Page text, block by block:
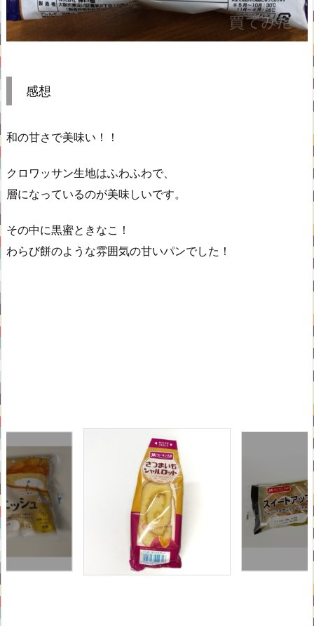
感想
和の甘さで美味い！！
クロワッサン生地はふわふわで、
層になっているのが美味しいです。
その中に黒蜜ときなこ！
わらび餅のような雰囲気の甘いパンでした！